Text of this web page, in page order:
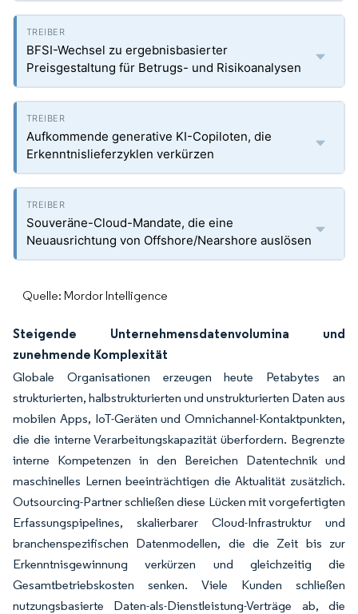
BFSI-Wechsel zu ergebnisbasierter
Preisgestaltung für Betrugs- und Risikoanalysen
Aufkommende generative KI-Copiloten, die
Erkenntnislieferzyklen verkürzen
Souveräne-Cloud-Mandate, die eine
Neuausrichtung von Offshore/Nearshore auslösen
Quelle: Mordor Intelligence
Steigende Unternehmensdatenvolumina und
zunehmende Komplexität
Globale Organisationen erzeugen heute Petabytes an
strukturierten, halbstrukturierten und unstrukturierten Daten aus
mobilen Apps, IoT-Geräten und Omnichannel-Kontaktpunkten,
die die interne Verarbeitungskapazität überfordern. Begrenzte
interne Kompetenzen in den Bereichen Datentechnik und
maschinelles Lernen beeinträchtigen die Aktualität zusätzlich.
Outsourcing-Partner schließen diese Lücken mit vorgefertigten
Erfassungspipelines, skalierbarer Cloud-Infrastruktur und
branchenspezifischen Datenmodellen, die die Zeit bis zur
Erkenntnisgewinnung verkürzen und gleichzeitig die
Gesamtbetriebskosten senken. Viele Kunden schließen
nutzungsbasierte Daten-als-Dienstleistung-Verträge ab, die